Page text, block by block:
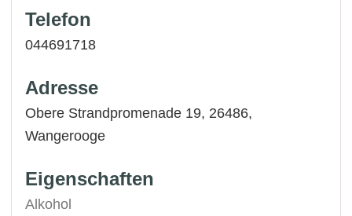
Telefon
044691718
Adresse
Obere Strandpromenade 19, 26486,
Wangerooge
Eigenschaften
Alkohol